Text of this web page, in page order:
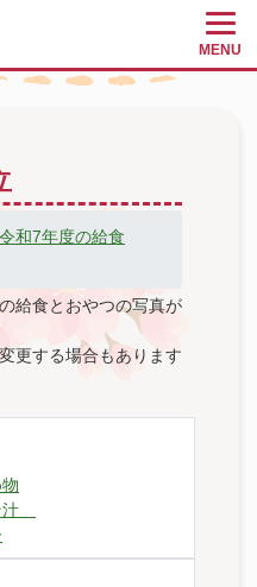
MENU
和7年度の給食
給食とおやつの写真が
更する場合もあります
汁